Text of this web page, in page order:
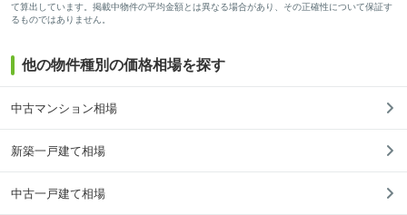
て算出しています。掲載中物件の平均金額とは異なる場合があり、その正確性について保証す
るものではありません。
他の物件種別の価格相場を探す
中古マンション相場
新築一戸建て相場
中古一戸建て相場